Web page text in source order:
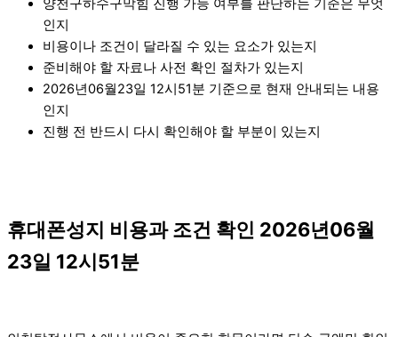
인지
비용이나 조건이 달라질 수 있는 요소가 있는지
준비해야 할 자료나 사전 확인 절차가 있는지
2026년06월23일 12시51분 기준으로 현재 안내되는 내용
인지
진행 전 반드시 다시 확인해야 할 부분이 있는지
휴대폰성지 비용과 조건 확인 2026년06월
23일 12시51분